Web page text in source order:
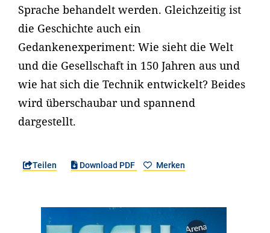
Sprache behandelt werden. Gleichzeitig ist
die Geschichte auch ein
Gedankenexperiment: Wie sieht die Welt
und die Gesellschaft in 150 Jahren aus und
wie hat sich die Technik entwickelt? Beides
wird überschaubar und spannend
dargestellt.
Teilen Download PDF Merken